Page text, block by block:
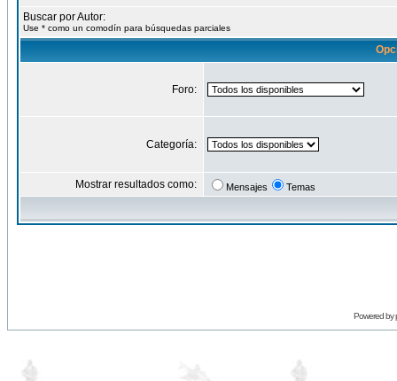
Buscar por Autor:
Use * como un comodín para búsquedas parciales
Foro:
Categoría:
Mostrar resultados como: Mensajes Temas
Powered by